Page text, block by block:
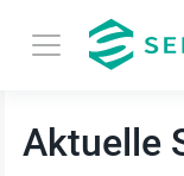
Aktuelle